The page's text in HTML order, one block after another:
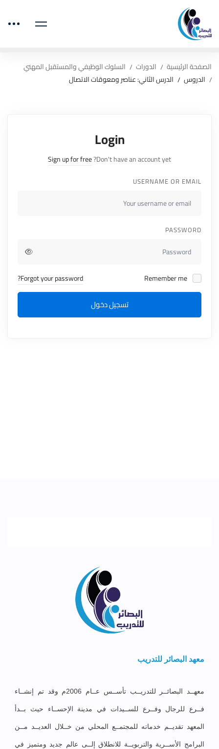
الصفحة الرئيسية الدورات
السلوك الوظيفي والمستقبل المهني
الدروس
الدرس الثاني: عناصر ومعوقات الاتصال
Login
Don't have an account yet?
Sign up for free
USERNAME OR EMAIL
PASSWORD
Forgot your password?
تسجيل دخول
معهد البصائر للتدريب
معهــد البصائــر للتدريــب تأســس عــام 2006م وقد تم إنشــاء
فــرع للرجال وفــرع للســيدات في مدينة الإحســاء حيث بــدأ
المعهد تقديــم خدماته للمجتمــع المحلي من خــلال العديــد مــن
البرامج الأســرية والتربويــة للانطلاق إلــى عالم جديد ومتميز في